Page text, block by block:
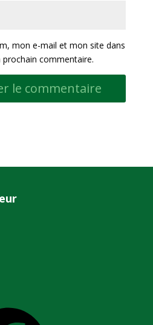
mon e-mail et mon site dans
commentaire.